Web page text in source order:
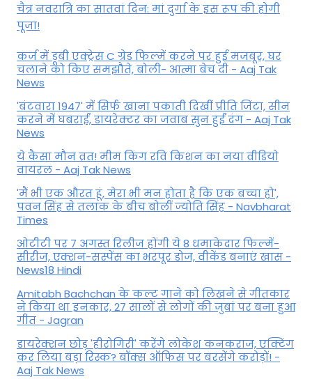
चैत्र नवरात्रि का सातवां दिन: मां दुर्गा के इस रूप की होगी
पूजा!
कर्ज में डूबी एक्ट्रेस C ग्रेड फिल्में करने पर हुई मजबूर, घर
चलाने को किए समझौते, बोली- आत्मा बेच दी - Aaj Tak
News
'बंटवारा 1947' में सिर्फ खाना पकाती दिखीं प्रीति जिंटा, सीन
करने में घबराईं, डायरेक्टर का जवाब सुन हुईं दंग - Aaj Tak
News
ये कैसा मौन व्रत! मीम किंग रवि किशन का नया वीडियो
वायरल - Aaj Tak News
'मैं भी एक औरत हूं, मेरा भी मन होता है कि एक बच्चा हो',
पवन सिंह से तलाक के बीच बोलीं ज्योति सिंह - Navbharat
Times
ओटीटी पर 7 अगस्त रिलीज होंगी ये 8 धमाकेदार फिल्में-
सीरीज, एक्शन-सस्पेंस का भरपूर डोज, वीकेंड बनाएं खास -
News18 Hindi
Amitabh Bachchan के कल्ट गाने को लिखने से गीतकार
ने किया था इनकार, 27 सालों से लोगों की जुबां पर बना हुआ
गीत - Jagran
डायरेक्शन छोड़ 'हीरोगिरी' करेंगे लोकेश कनकराज, एक्टिंग
कर लिया बड़ा रिस्क? बॉक्स ऑफिस पर बरसेंगे करोड़ों! -
Aaj Tak News